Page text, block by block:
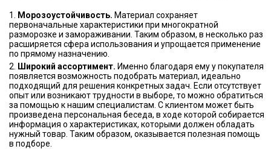
Морозоустойчивость. Материал сохраняет
первоначальные характеристики при многократной
разморозке и замораживании. Таким образом, в несколько раз
расширяется сфера использования и упрощается применение
по прямому назначению.
Широкий ассортимент. Именно благодаря ему у покупателя
появляется возможность подобрать материал, идеально
подходящий для решения конкретных задач. Если отсутствует
опыт или возникают трудности в выборе, то можно обратиться
за помощью к нашим специалистам. С клиентом может быть
произведена персональная беседа, в ходе которой собирается
информация о характеристиках, которыми должен обладать
нужный товар. Таким образом, оказывается полезная помощь
в подборе.